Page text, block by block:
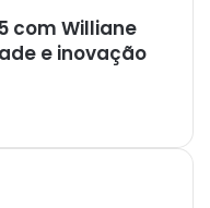
com Williane
e inovação